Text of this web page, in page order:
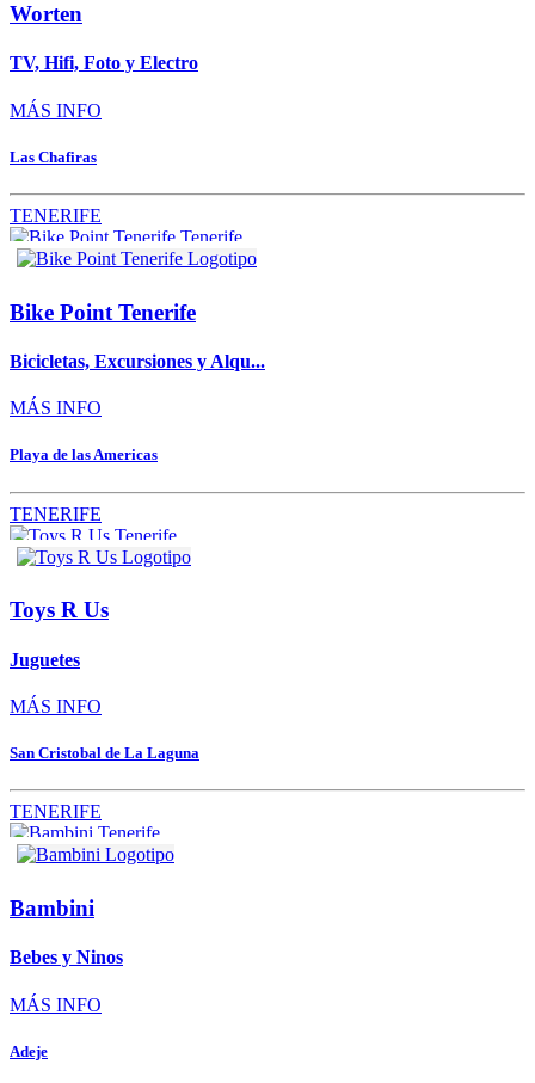
Worten
TV, Hifi, Foto y Electro
MÁS INFO
Las Chafiras
TENERIFE
Bike Point Tenerife
Bicicletas, Excursiones y Alqu...
MÁS INFO
Playa de las Americas
TENERIFE
Toys R Us
Juguetes
MÁS INFO
San Cristobal de La Laguna
TENERIFE
Bambini
Bebes y Ninos
MÁS INFO
Adeje